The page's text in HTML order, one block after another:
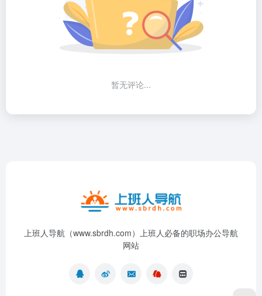
暂无评论...
上班人导航（www.sbrdh.com）上班人必备的职场办公导航
网站